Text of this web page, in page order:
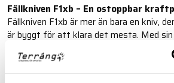
Fällkniven F1xb – En ostoppbar
Fällkniven F1xb är mer än bara en kniv,
är byggt för att klara det mesta. Med
högpresterande stål och slitstark
ett måste för alla som kräver det bästa.